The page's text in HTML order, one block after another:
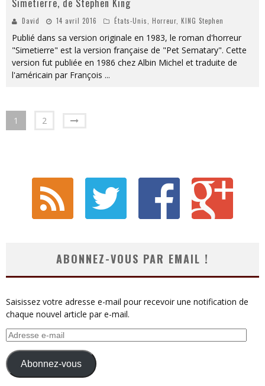
Simetierre, de Stephen King
David 14 avril 2016 États-Unis, Horreur, KING Stephen
Publié dans sa version originale en 1983, le roman d'horreur
"Simetierre" est la version française de "Pet Sematary". Cette
version fut publiée en 1986 chez Albin Michel et traduite de
l'américain par François ...
1 2
ABONNEZ-VOUS PAR EMAIL !
Saisissez votre adresse e-mail pour recevoir une notification de
chaque nouvel article par e-mail.
Adresse
mail Abonnez-vous